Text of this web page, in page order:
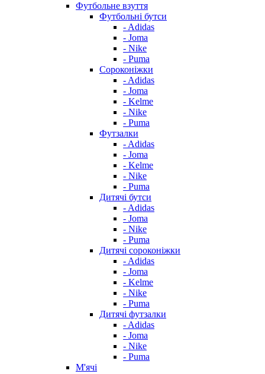
Футбольне взуття
Футбольні бутси
- Adidas
- Joma
- Nike
- Puma
Сороконіжки
- Adidas
- Joma
- Kelme
- Nike
- Puma
Футзалки
- Adidas
- Joma
- Kelme
- Nike
- Puma
Дитячі бутси
- Adidas
- Joma
- Nike
- Puma
Дитячі сороконіжки
- Adidas
- Joma
- Kelme
- Nike
- Puma
Дитячі футзалки
- Adidas
- Joma
- Nike
- Puma
М'ячі